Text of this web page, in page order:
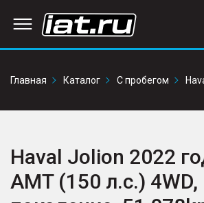
Главная
Каталог С пробегом
Haval Jolion 2022
AMT (150 л.с.) 4WD,